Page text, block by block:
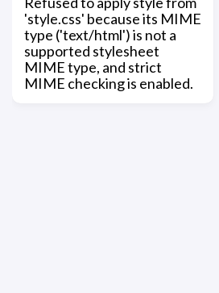
'style.css' because its MIME
type ('text/html') is not a
supported stylesheet
MIME type, and strict
MIME checking is enabled.